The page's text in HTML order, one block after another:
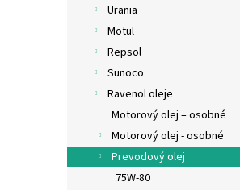
Urania
Motul
Repsol
Sunoco
Ravenol oleje
Motorový olej – osobné
Motorový olej - osobné
Prevodový olej
75W-80